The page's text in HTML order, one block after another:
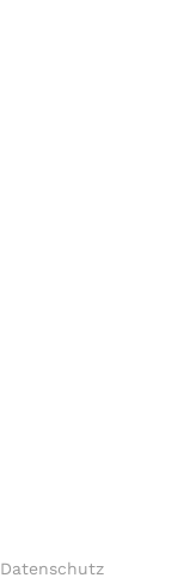
Datenschutz